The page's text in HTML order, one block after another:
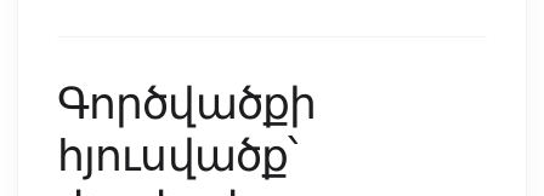
Գործվածքի
հյուսվածք՝